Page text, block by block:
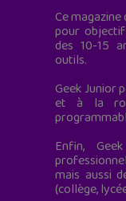
Ce
pour
des 10-15
outils.
Geek Junior
et à la
Enfin,
mais aussi
(collège,